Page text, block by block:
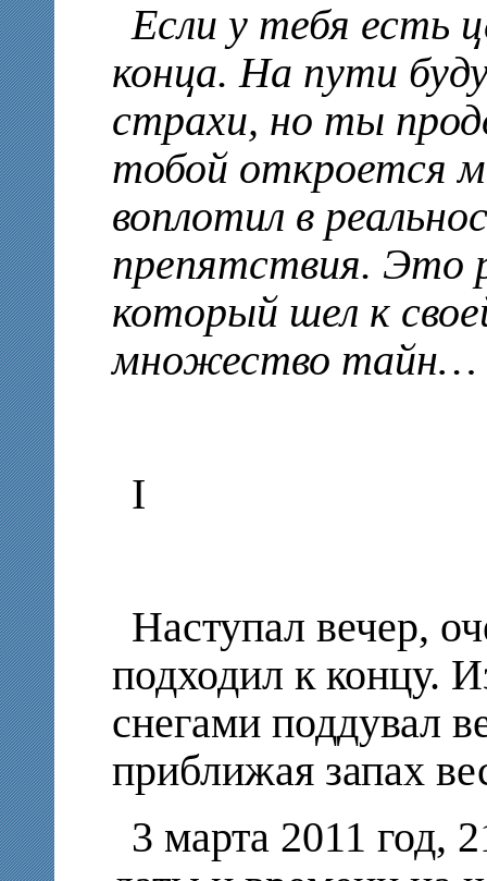
Если у тебя есть
конца. На пути
страхи, но ты
тобой откроется
воплотил в
препятствия. Это
который шел к
множество тайн…
I
Наступал вечер,
подходил к концу.
снегами поддувал
приближая запах
3 марта 2011 год,